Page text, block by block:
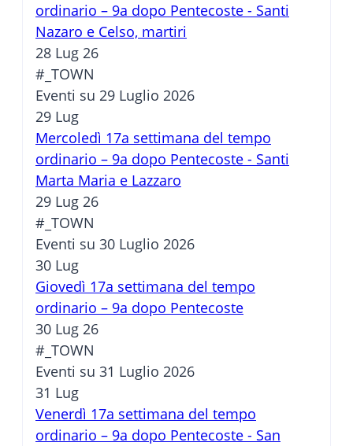
ordinario – 9a dopo Pentecoste - Santi
Nazaro e Celso, martiri
28 Lug 26
#_TOWN
Eventi su 29 Luglio 2026
29 Lug
Mercoledì 17a settimana del tempo
ordinario – 9a dopo Pentecoste - Santi
Marta Maria e Lazzaro
29 Lug 26
#_TOWN
Eventi su 30 Luglio 2026
30 Lug
Giovedì 17a settimana del tempo
ordinario – 9a dopo Pentecoste
30 Lug 26
#_TOWN
Eventi su 31 Luglio 2026
31 Lug
Venerdì 17a settimana del tempo
ordinario – 9a dopo Pentecoste - San